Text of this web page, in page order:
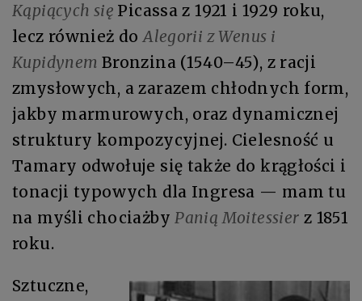
Kąpiących się Picassa z 1921 i 1929 roku,
lecz również doAlegorii z Wenus i
Kupidynem Bronzina (1540–45), z racji
zmysłowych, a zarazem chłodnych form,
jakby marmurowych, oraz dynamicznej
struktury kompozycyjnej. Cielesność u
Tamary odwołuje się także do krągłości i
tonacji typowych dla Ingresa — mam tu
na myśli chociażbyPanią Moitessier z 1851
roku.
Sztuczne,